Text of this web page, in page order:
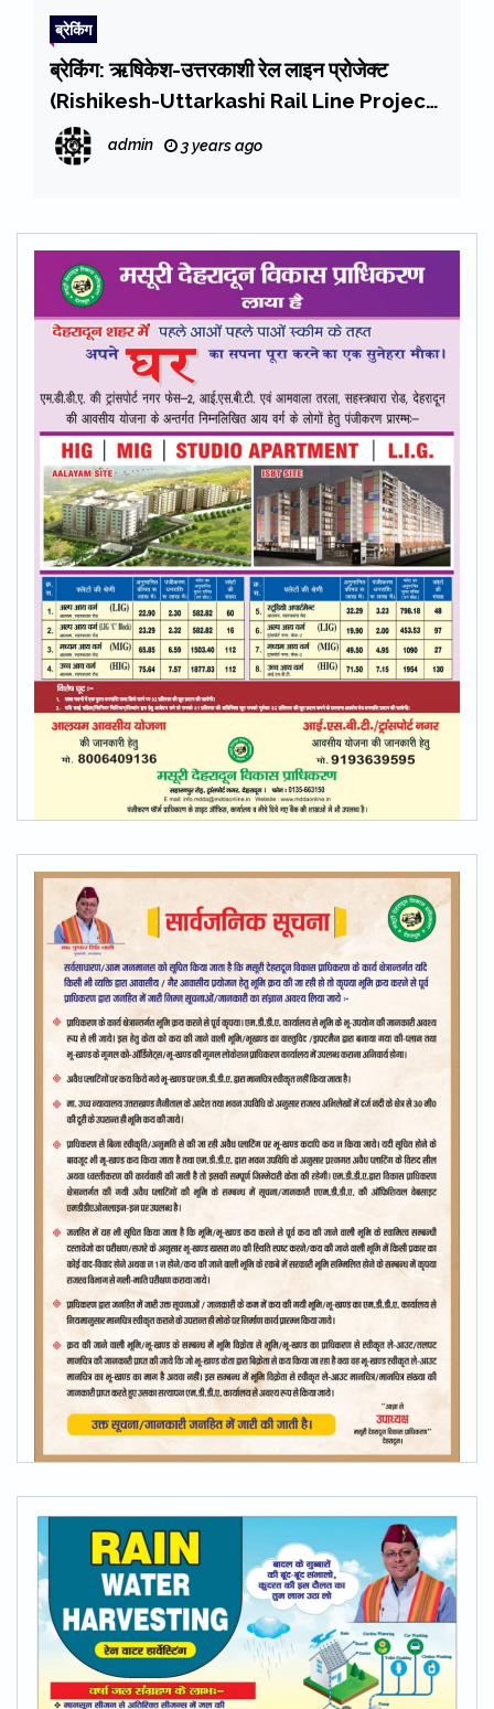
ब्रेकिंग
ब्रेकिंग: ऋषिकेश-उत्तरकाशी रेल लाइन प्रोजेक्ट
(Rishikesh-Uttarkashi Rail Line Project)
का शीघ्र परीक्षण कराकर इसके निर्माण की स्वीकृति का
सीएम धामी ने किया केंद्रीय रेल मंत्री अश्विनी वैष्णव से
admin 3 years ago